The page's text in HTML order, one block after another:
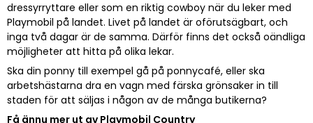
dressyrryttare eller som en riktig cowboy när du leker med
Playmobil på landet. Livet på landet är oförutsägbart, och
inga två dagar är de samma. Därför finns det också oändliga
möjligheter att hitta på olika lekar.
Ska din ponny till exempel gå på ponnycafé, eller ska
arbetshästarna dra en vagn med färska grönsaker in till
staden för att säljas i någon av de många butikerna?
Få ännu mer ut av Playmobil Country